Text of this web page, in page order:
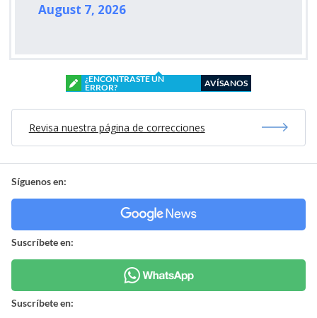
August 7, 2026
¿ENCONTRASTE UN
ERROR?
AVÍSANOS
Revisa nuestra página de correcciones
Síguenos en:
Suscríbete en:
Suscríbete en: